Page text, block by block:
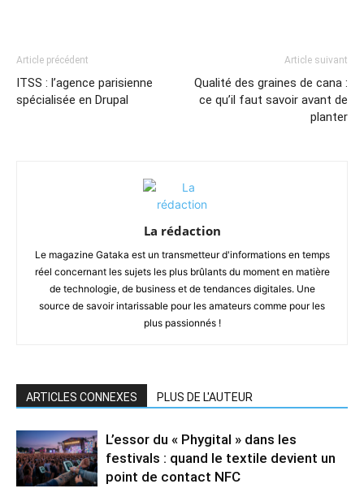
Article précédent
ITSS : l’agence parisienne
spécialisée en Drupal
Article suivant
Qualité des graines de cana :
ce qu’il faut savoir avant de
planter
La rédaction
Le magazine Gataka est un transmetteur d'informations en temps
réel concernant les sujets les plus brûlants du moment en matière
de technologie, de business et de tendances digitales. Une
source de savoir intarissable pour les amateurs comme pour les
plus passionnés !
ARTICLES CONNEXES PLUS DE L'AUTEUR
L’essor du « Phygital » dans les
festivals : quand le textile devient un
point de contact NFC